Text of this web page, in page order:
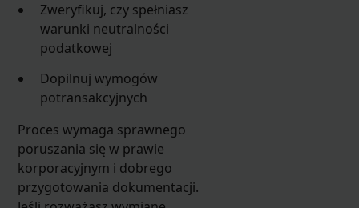
Zweryfikuj, czy spełniasz
warunki neutralności
podatkowej
Dopilnuj wymogów
potransakcyjnych
Proces wymaga sprawnego
poruszania się w prawie
korporacyjnym i dobrego
przygotowania dokumentacji.